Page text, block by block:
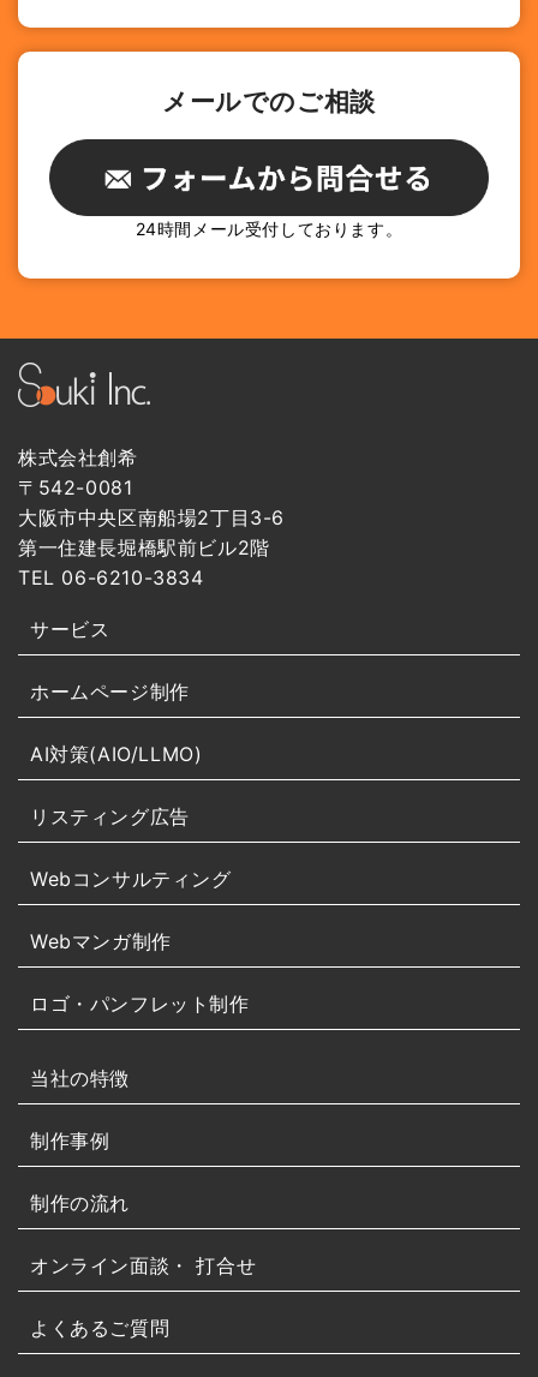
メールでのご相談
24時間メール受付しております。
株式会社創希
〒542-0081
大阪市中央区南船場2丁目3-6
第一住建長堀橋駅前ビル2階
TEL 06-6210-3834
サービス
ホームページ制作
AI対策(AIO/LLMO)
リスティング広告
Webコンサルティング
Webマンガ制作
ロゴ・パンフレット制作
当社の特徴
制作事例
制作の流れ
オンライン面談・ 打合せ
よくあるご質問